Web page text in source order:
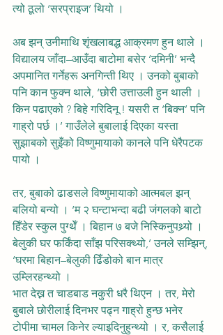
त्यो ठूलो ‘सरप्राइज’ थियो ।
अब झन् उनीमाथि शृंखलाबद्ध आक्रमण हुन थाले ।
विद्यालय जाँदा–आउँदा बाटोमा बसेर ‘दमिनी’ भन्दै
अपमानित गर्नेहरू अनगिन्ती थिए । उनको बुबाको
पनि कान फुक्न थाले, ‘छोरी उत्ताउली हुन थाली ।
किन पढाएको ? बिहे गरिदिनू ! यसरी त ‘बिक्न’ पनि
गाह्रो पर्छ ।’ गाउँलेले बुबालाई दिएका यस्ता
सुझाबको सुइँको विष्णुमायाको कानले पनि धेरैपटक
पायो ।
तर, बुबाको ढाडसले विष्णुमायाको आत्मबल झन्
बलियो बन्यो । ‘म २ घन्टाभन्दा बढी जंगलको बाटो
हिँडेर स्कुल पुग्थेँ । बिहान ७ बजे निस्किनुपथ्र्यो ।
बेलुकी घर फर्किंदा साँझ परिसक्थ्यो,’ उनले सम्झिन्,
‘घरमा बिहान–बेलुकी ढिँडोको बान मात्र
उम्लिरहन्थ्यो ।
भात देख्न त चाडबाड नकुरी धरै थिएन । तर, मेरो
बुबाले छोरीलाई दिनभर पढ्न गाह्रो हुन्छ भनेर
टोपीमा चामल किनेर ल्याइदिनुहुन्थ्यो । र, कसैलाई